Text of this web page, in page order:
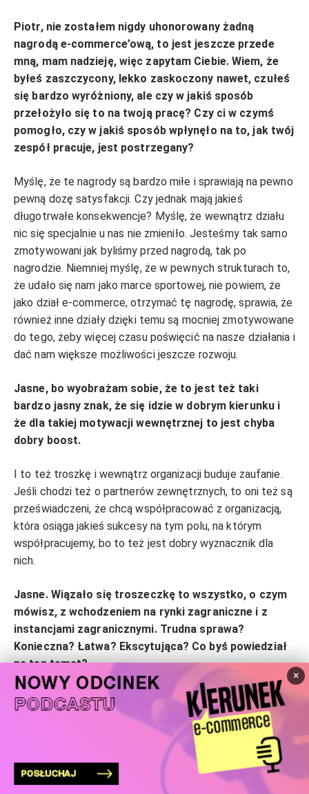
Piotr, nie zostałem nigdy uhonorowany żadną
nagrodą e-commerce’ową, to jest jeszcze przede
mną, mam nadzieję, więc zapytam Ciebie. Wiem, że
byłeś zaszczycony, lekko zaskoczony nawet, czułeś
się bardzo wyróżniony, ale czy w jakiś sposób
przełożyło się to na twoją pracę? Czy ci w czymś
pomogło, czy w jakiś sposób wpłynęło na to, jak twój
zespół pracuje, jest postrzegany?
Myślę, że te nagrody są bardzo miłe i sprawiają na pewno
pewną dozę satysfakcji. Czy jednak mają jakieś
długotrwałe konsekwencje? Myślę, że wewnątrz działu
nic się specjalnie u nas nie zmieniło. Jesteśmy tak samo
zmotywowani jak byliśmy przed nagrodą, tak po
nagrodzie. Niemniej myślę, że w pewnych strukturach to,
że udało się nam jako marce sportowej, nie powiem, że
jako dział e-commerce, otrzymać tę nagrodę, sprawia, że
również inne działy dzięki temu są mocniej zmotywowane
do tego, żeby więcej czasu poświęcić na nasze działania i
dać nam większe możliwości jeszcze rozwoju.
Jasne, bo wyobrażam sobie, że to jest też taki
bardzo jasny znak, że się idzie w dobrym kierunku i
że dla takiej motywacji wewnętrznej to jest chyba
dobry boost.
I to też troszkę i wewnątrz organizacji buduje zaufanie.
Jeśli chodzi też o partnerów zewnętrznych, to oni też są
przeświadczeni, że chcą współpracować z organizacją,
która osiąga jakieś sukcesy na tym polu, na którym
współpracujemy, bo to też jest dobry wyznacznik dla
nich.
Jasne. Wiązało się troszeczkę to wszystko, o czym
mówisz, z wchodzeniem na rynki zagraniczne i z
instancjami zagranicznymi. Trudna sprawa?
Konieczna? Łatwa? Ekscytująca? Co byś powiedział
na ten temat?
Dla mnie bardzo ekscytująca, po pierwsze dlatego, że ja
w ogóle w Martes Sporcie , to 7,5 roku temu zostałem
zatrudniony po to, żeby otworzyć czeską wersję sklepu
internetowego. Ja jestem slawistą, ja znam język czeski,
także tutaj się wszystko nam zgadzało. Ten mój
pierwszy sklep internetowy, który założyłem był
Wróc na górę
×